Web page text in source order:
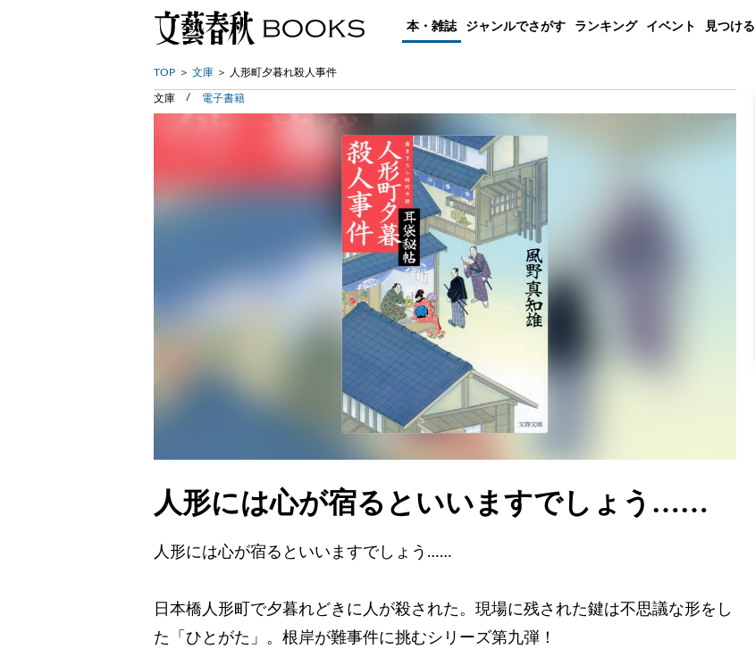
本・雑誌 ジャンルでさがす ランキング イベント 見つける
TOP 文庫 人形町夕暮れ殺人事件
文庫 電子書籍
人形には心が宿るといいますでしょう……
人形には心が宿るといいますでしょう……
日本橋人形町で夕暮れどきに人が殺された。現場に残された鍵は不思議な形をし
た「ひとがた」。根岸が難事件に挑むシリーズ第九弾！